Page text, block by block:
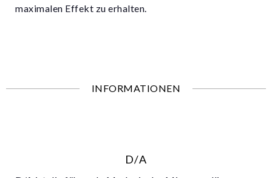
maximalen Effekt zu erhalten.
INFORMATIONEN
D/A